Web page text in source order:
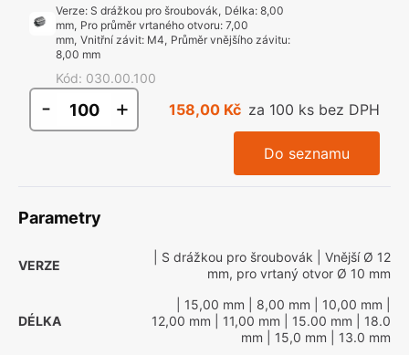
Verze: S drážkou pro šroubovák, Délka:8,00
mm, Pro průměr vrtaného otvoru:7,00
mm, Vnitřní závit: M4, Průměr vnějšího závitu:
8,00 mm
Kód: 030.00.100
- + 158,00 Kč za 100 ks bez DPH
Do seznamu
Parametry
VERZE
| S drážkou pro šroubovák | Vnější Ø 12
mm, pro vrtaný otvor Ø 10 mm
DÉLKA
| 15,00 mm | 8,00 mm | 10,00 mm
12,00 mm | 11,00 mm | 15.00 mm | 18.0
mm | 15,0 mm | 13.0 mm